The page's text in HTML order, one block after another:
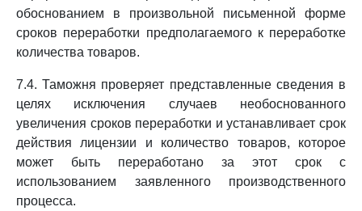
обоснованием в произвольной письменной форме
сроков переработки предполагаемого к переработке
количества товаров.
7.4. Таможня проверяет представленные сведения в
целях исключения случаев необоснованного
увеличения сроков переработки и устанавливает срок
действия лицензии и количество товаров, которое
может быть переработано за этот срок с
использованием заявленного производственного
процесса.